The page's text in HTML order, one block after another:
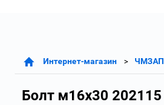
Интернет-магазин ЧМЗАП
Болт м16х30 202115